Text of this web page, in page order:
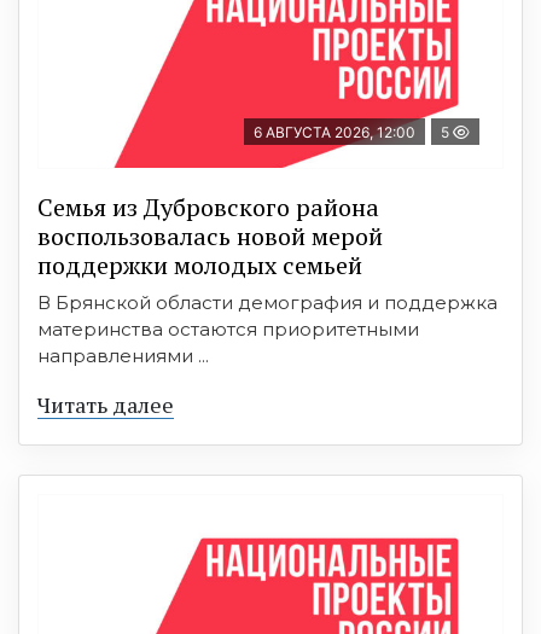
6 АВГУСТА 2026, 12:00 5
Семья из Дубровского района
воспользовалась новой мерой
поддержки молодых семьей
В Брянской области демография и поддержка
материнства остаются приоритетными
направлениями ...
Читать далее